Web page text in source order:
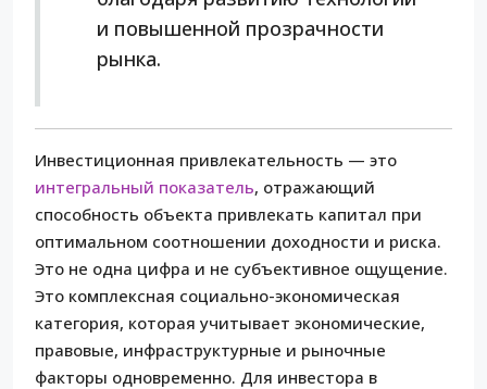
и повышенной прозрачности
рынка.
Инвестиционная привлекательность — это
интегральный показатель, отражающий
способность объекта привлекать капитал при
оптимальном соотношении доходности и риска.
Это не одна цифра и не субъективное ощущение.
Это комплексная социально-экономическая
категория, которая учитывает экономические,
правовые, инфраструктурные и рыночные
факторы одновременно. Для инвестора в